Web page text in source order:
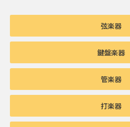
弦楽器
鍵盤楽器
管楽器
打楽器